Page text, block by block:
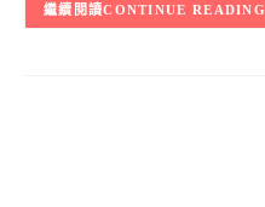
CONTINUE READING